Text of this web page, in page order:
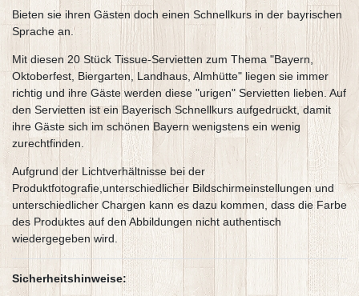
Bieten sie ihren Gästen doch einen Schnellkurs in der bayrischen
Sprache an.
Mit diesen 20 Stück Tissue-Servietten zum Thema "Bayern,
Oktoberfest, Biergarten, Landhaus, Almhütte" liegen sie immer
richtig und ihre Gäste werden diese "urigen" Servietten lieben. Auf
den Servietten ist ein Bayerisch Schnellkurs aufgedruckt, damit
ihre Gäste sich im schönen Bayern wenigstens ein wenig
zurechtfinden.
Aufgrund der Lichtverhältnisse bei der
Produktfotografie,unterschiedlicher Bildschirmeinstellungen und
unterschiedlicher Chargen kann es dazu kommen, dass die Farbe
des Produktes auf den Abbildungen nicht authentisch
wiedergegeben wird.
Sicherheitshinweise: